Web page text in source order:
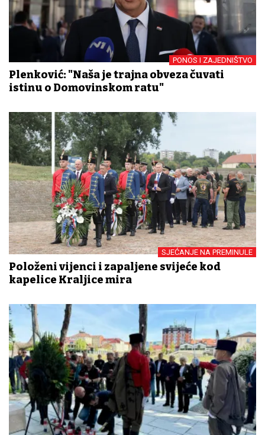
PONOS I ZAJEDNIŠTVO
Plenković: "Naša je trajna obveza čuvati
istinu o Domovinskom ratu"
SJEĆANJE NA PREMINULE
Položeni vijenci i zapaljene svijeće kod
kapelice Kraljice mira